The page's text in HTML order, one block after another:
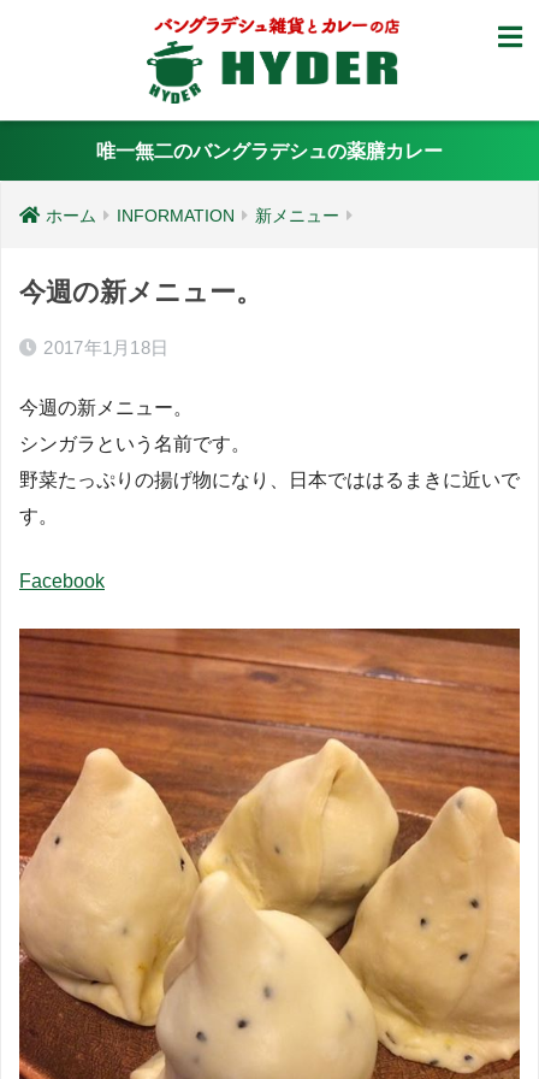
唯一無二のバングラデシュの薬膳カレー
ホーム INFORMATION 新メニュー
今週の新メニュー。
2017年1月18日
今週の新メニュー。
シンガラという名前です。
野菜たっぷりの揚げ物になり、日本でははるまきに近いで
す。
Facebook